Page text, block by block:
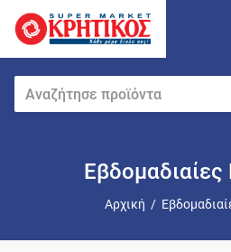
Εβδομαδιαίες
Αρχική /